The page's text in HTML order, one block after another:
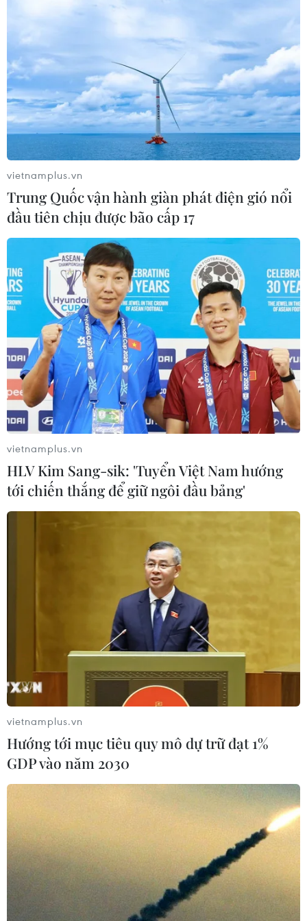
TIN CÙNG CHUYÊN MỤC
vietnamplus.vn
Trung Quốc vận hành giàn phát điện gió nổi
đầu tiên chịu được bão cấp 17
vietnamplus.vn
HLV Kim Sang-sik: 'Tuyển Việt Nam hướng
tới chiến thắng để giữ ngôi đầu bảng'
vietnamplus.vn
Hướng tới mục tiêu quy mô dự trữ đạt 1%
GDP vào năm 2030